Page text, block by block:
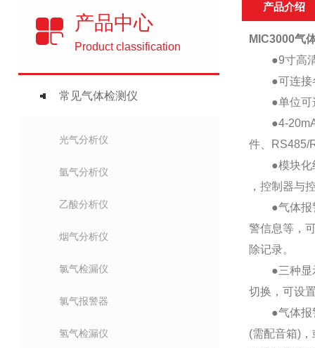
产品中心
Product classification
常见气体检测仪
光气分析仪
氩气分析仪
乙酸分析仪
烟气分析仪
氯气检漏仪
氯气报警器
氢气检漏仪
产品介绍
MIC3000气
●9寸高清
●可连接各
●单位可选
●4-20mA
件、RS485/
●模块化结
，控制器与
●气体报警
警信息等，
除记录。
●三种显示
切换，可设
●气体报警
(需配音箱)